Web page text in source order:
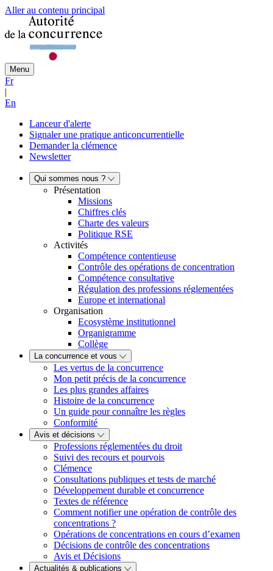
Aller au contenu principal
Menu
Fr
|
En
Lanceur d'alerte
Signaler une pratique anticoncurrentielle
Demander la clémence
Newsletter
Qui sommes nous ?
Présentation
Missions
Chiffres clés
Charte des valeurs
Politique RSE
Activités
Compétence contentieuse
Contrôle des opérations de concentration
Compétence consultative
Régulation des professions réglementées
Europe et international
Organisation
Ecosystème institutionnel
Organigramme
Collège
La concurrence et vous
Les vertus de la concurrence
Mon petit précis de la concurrence
Les plus grandes affaires
Histoire de la concurrence
Un guide pour connaître les règles
Conformité
Avis et décisions
Professions réglementées du droit
Suivi des recours et pourvois
Clémence
Consultations publiques et tests de marché
Développement durable et concurrence
Textes de référence
Comment notifier une opération de contrôle des
concentrations ?
Opérations de concentrations en cours d’examen
Décisions de contrôle des concentrations
Avis et Décisions
Actualités & publications